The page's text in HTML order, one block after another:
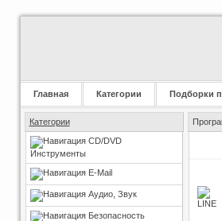
Главная Категории Подборки
Категории
CD/DVD
Инструменты
E-Mail
Аудио, Звук
Безопасность